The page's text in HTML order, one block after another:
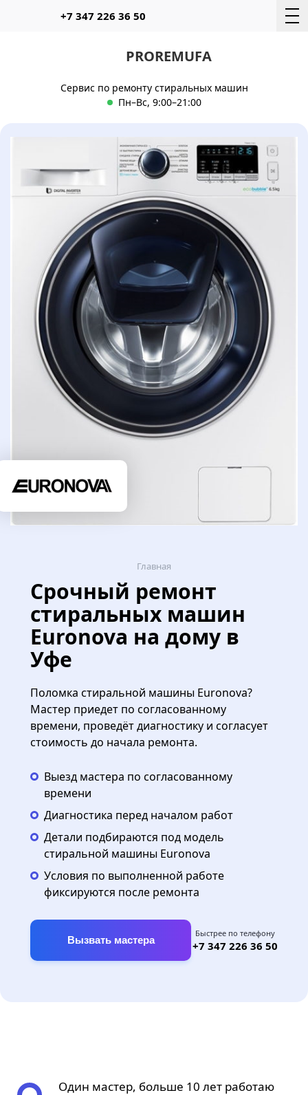
PROREMUFA
Сервис по ремонту стиральных машин
Пн–Вс, 9:00–21:00
+7 347 226 36 50
Главная
Срочный ремонт
стиральных машин
Euronova на дому в
Уфе
Поломка стиральной машины Euronova?
Мастер приедет по согласованному
времени, проведёт диагностику и согласует
стоимость до начала ремонта.
Выезд мастера по согласованному
времени
Диагностика перед началом работ
Детали подбираются под модель
стиральной машины Euronova
Условия по выполненной работе
фиксируются после ремонта
Вызвать мастера
Быстрее по телефону
+7 347 226 36 50
Один мастер, больше 10 лет работаю